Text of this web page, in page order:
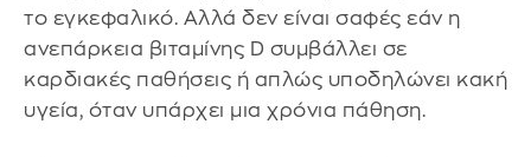
το εγκεφαλικό. Αλλά δεν είναι σαφές εάν η
ανεπάρκεια βιταμίνης D συμβάλλει σε
καρδιακές παθήσεις ή απλώς υποδηλώνει κακή
υγεία, όταν υπάρχει μια χρόνια πάθηση.